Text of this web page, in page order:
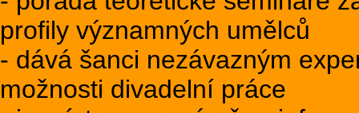
profily významných umělců
- dává šanci nezávazným
možnosti divadelní práce